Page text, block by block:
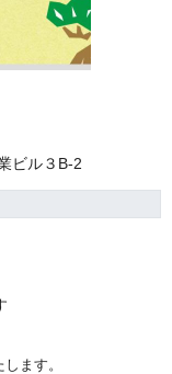
ビル３B-2
す
ます。